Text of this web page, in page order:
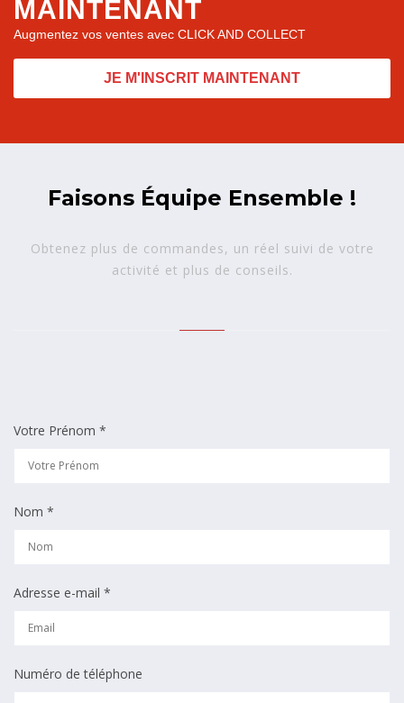
MAINTENANT
Augmentez vos ventes avec CLICK AND COLLECT
JE M'INSCRIT MAINTENANT
Faisons Équipe Ensemble !
Obtenez plus de commandes, un réel suivi de votre
activité et plus de conseils.
Votre Prénom *
Nom *
Adresse e-mail *
Numéro de téléphone